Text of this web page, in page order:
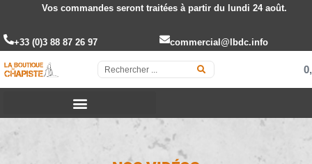
Vos commandes seront traitées à partir du lundi 24 août.
+33 (0)3 88 87 26 97 commercial@lbdc.info